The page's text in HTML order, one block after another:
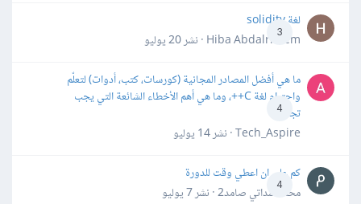
3
لغة solidity
Hiba Abdalrheem · نشر
20 يوليو
4
ما هي أفضل المصادر المجانية (كورسات، كتب، أدوات) لتعلّم
واحترام لغة C++، وما هي أهم الأخطاء الشائعة التي يجب
تجنبها؟
Tech_Aspire · نشر
14 يوليو
4
كم علي ان اعطي وقت للدورة
محمد سداتي صامد2 · نشر
7 يوليو